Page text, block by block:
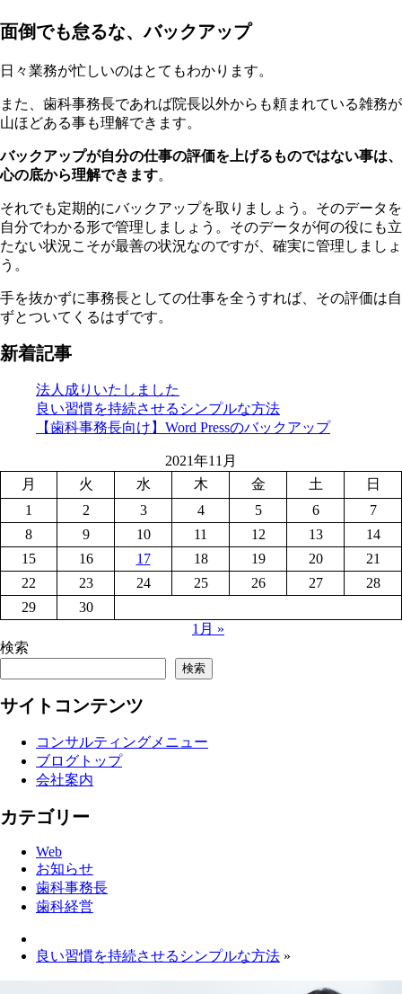
面倒でも怠るな、バックアップ
日々業務が忙しいのはとてもわかります。
また、歯科事務長であれば院長以外からも頼まれている雑務が
山ほどある事も理解できます。
バックアップが自分の仕事の評価を上げるものではない事は、
心の底から理解できます。
それでも定期的にバックアップを取りましょう。そのデータを
自分でわかる形で管理しましょう。そのデータが何の役にも立
たない状況こそが最善の状況なのですが、確実に管理しましょ
う。
手を抜かずに事務長としての仕事を全うすれば、その評価は自
ずとついてくるはずです。
新着記事
法人成りいたしました
良い習慣を持続させるシンプルな方法
【歯科事務長向け】Word Pressのバックアップ
2021年11月
月
火 水 木 金 土
日
1
2 3 4 5 6
7
8
9 10 11 12 13
14
15
16 17 18 19 20
21
22
23 24 25 26 27
28
29
30
1月 »
検索
検索
サイトコンテンツ
コンサルティングメニュー
ブログトップ
会社案内
カテゴリー
Web
お知らせ
歯科事務長
歯科経営
良い習慣を持続させるシンプルな方法 »